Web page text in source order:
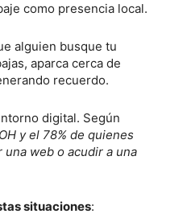
como presencia local.
alguien busque tu
aparca cerca de
recuerdo.
digital. Según
y el 78% de quienes
web o acudir a una
situaciones: